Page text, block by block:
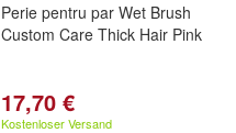
Perie pentru par Wet Brush
Custom Care Thick Hair Pink
17,70 €
Kostenloser Versand